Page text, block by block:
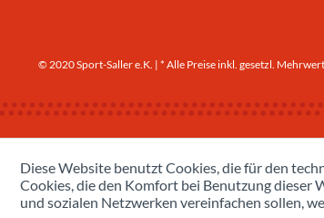
© 2020 Sport-Saller e.K. | * Alle Preise inkl. gesetzl.
Diese Website benutzt Cookies, die für den
Cookies, die den Komfort bei Benutzung
und sozialen Netzwerken vereinfachen sollen,